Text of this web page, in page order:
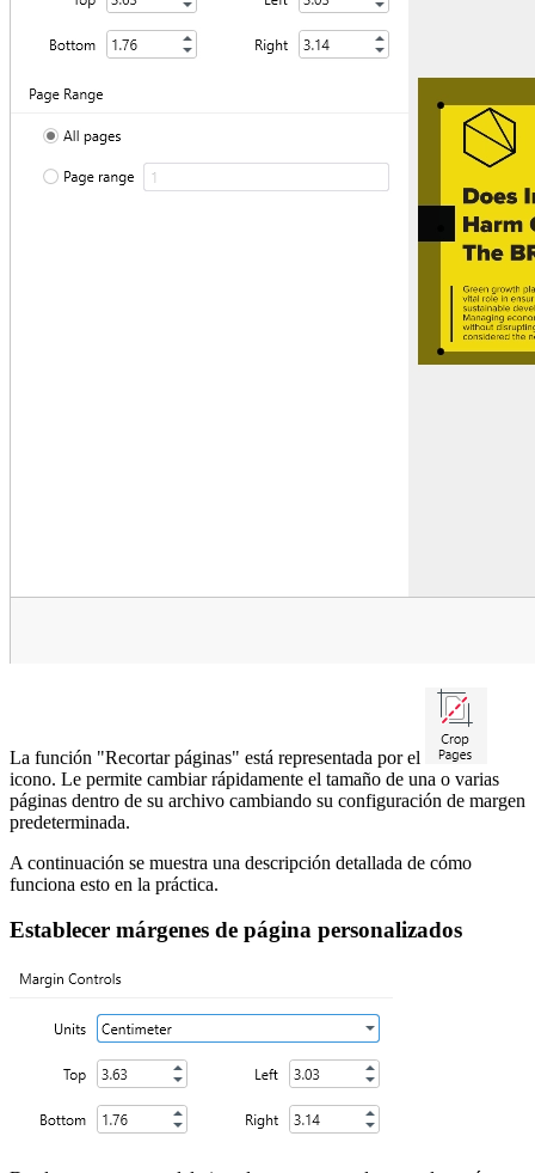
La función "Recortar páginas" está representada por el
icono. Le permite cambiar rápidamente el tamaño de una o varias
páginas dentro de su archivo cambiando su configuración de margen
predeterminada.
A continuación se muestra una descripción detallada de cómo
funciona esto en la práctica.
Establecer márgenes de página personalizados